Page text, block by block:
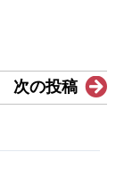
次の投稿